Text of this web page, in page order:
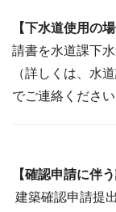
【下水道使用の場
請書を水道課下
（詳しくは、水
でご連絡ください
【確認申請に伴
建築確認申請提